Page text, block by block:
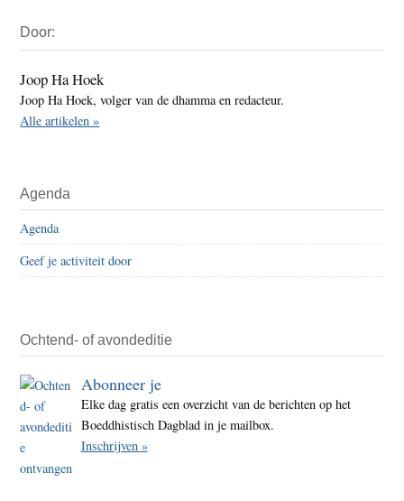
Sidebar
Door:
Joop Ha Hoek
Joop Ha Hoek, volger van de dhamma en redacteur.
Alle artikelen »
Agenda
Agenda
Geef je activiteit door
Ochtend- of avondeditie
Abonneer je
Elke dag gratis een overzicht van de berichten op het
Boeddhistisch Dagblad in je mailbox.
Inschrijven »